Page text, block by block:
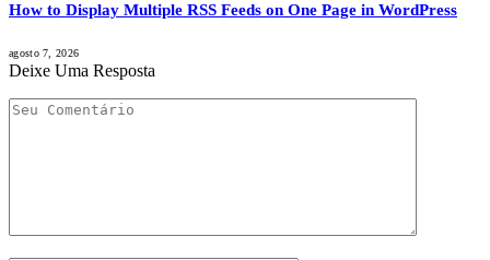
How to Display Multiple RSS Feeds on One Page in WordPress
agosto 7, 2026
Deixe Uma Resposta